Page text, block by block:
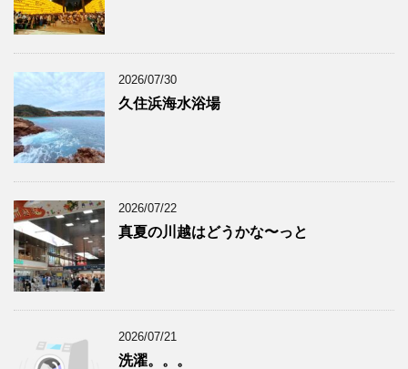
2026/07/30
久住浜海水浴場
2026/07/22
真夏の川越はどうかな〜っと
2026/07/21
洗濯。。。